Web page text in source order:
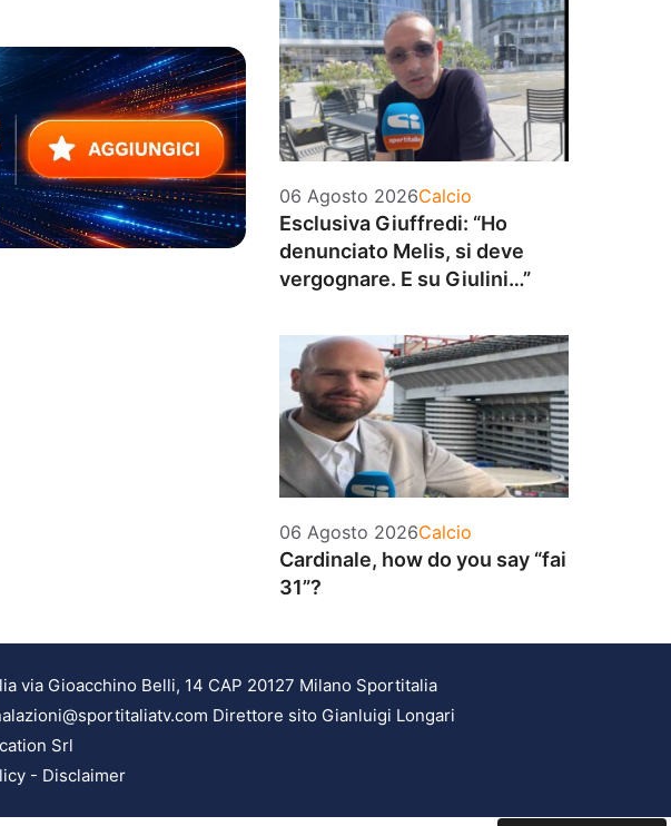
06 Agosto 2026Categorie
Calcio
Esclusiva Giuffredi: “Ho
denunciato Melis, si deve
vergognare. E su Giulini…”
06 Agosto 2026Categorie
Calcio
Cardinale, how do you say “fai
31”?
via Gioacchino Belli, 14 CAP 20127 Milano Sportitalia
Direttore sito Gianluigi Longari
Srl
- Disclaimer